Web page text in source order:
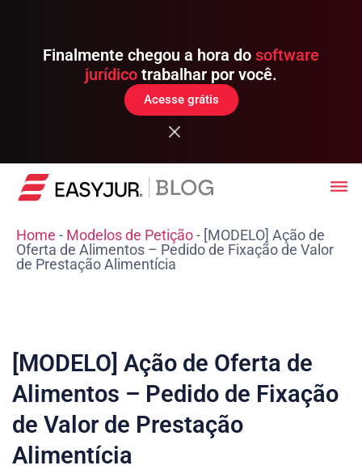
Finalmente chegou a hora do software
jurídico trabalhar por você.
Acesse grátis
Home - Modelos de Petição- [MODELO] Ação de
Oferta de Alimentos – Pedido de Fixação de Valor
de Prestação Alimentícia
[MODELO] Ação de Oferta de
Alimentos – Pedido de Fixação
de Valor de Prestação
Alimentícia